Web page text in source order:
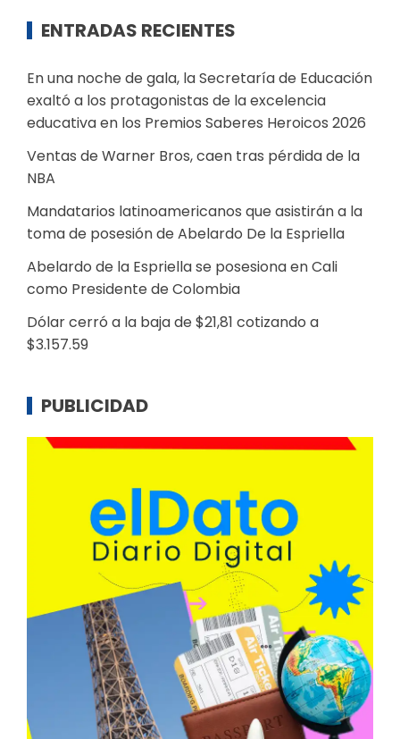
ENTRADAS RECIENTES
En una noche de gala, la Secretaría de Educación
exaltó a los protagonistas de la excelencia
educativa en los Premios Saberes Heroicos 2026
Ventas de Warner Bros, caen tras pérdida de la
NBA
Mandatarios latinoamericanos que asistirán a la
toma de posesión de Abelardo De la Espriella
Abelardo de la Espriella se posesiona en Cali
como Presidente de Colombia
Dólar cerró a la baja de $21,81 cotizando a
$3.157.59
PUBLICIDAD